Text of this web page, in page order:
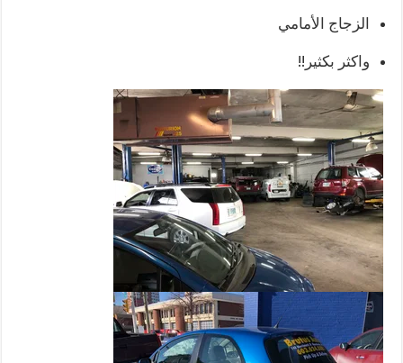
الزجاج الأمامي
واكثر بكثير!!